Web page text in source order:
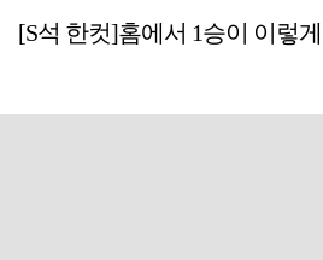
[S석 한컷]홈에서 1승이 이렇